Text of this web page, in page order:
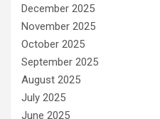
December 2025
November 2025
October 2025
September 2025
August 2025
July 2025
June 2025